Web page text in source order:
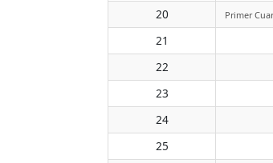
20 Primer
21
22
23
24
25